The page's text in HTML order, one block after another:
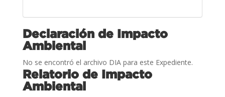
Declaración de Impacto
Ambiental
No se encontró el archivo DIA para este Expediente.
Relatorio de Impacto
Ambiental